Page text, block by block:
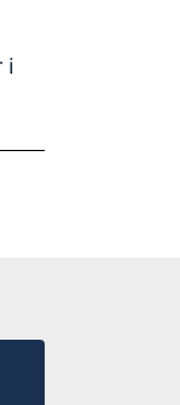
i